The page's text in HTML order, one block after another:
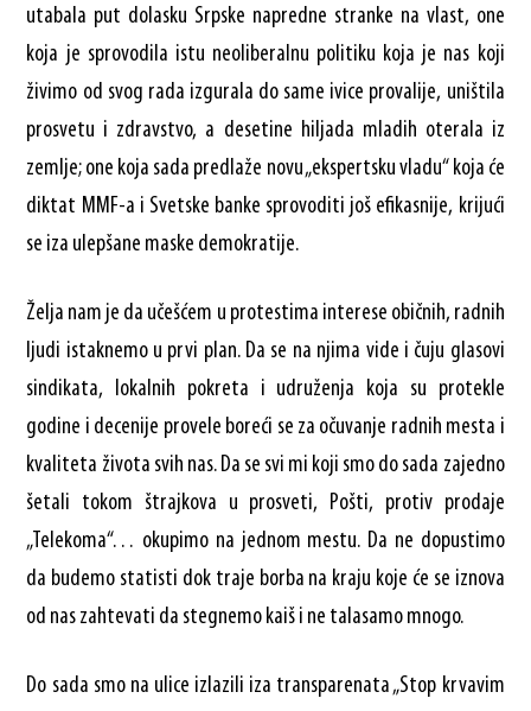
utabala put dolasku Srpske napredne stranke na vlast, one
koja je sprovodila istu neoliberalnu politiku koja je nas koji
živimo od svog rada izgurala do same ivice provalije, uništila
prosvetu i zdravstvo, a desetine hiljada mladih oterala iz
zemlje; one koja sada predlaže novu „ekspertsku vladu“ koja će
diktat MMF-a i Svetske banke sprovoditi još efikasnije, krijući
se iza ulepšane maske demokratije.
Želja nam je da učešćem u protestima interese običnih, radnih
ljudi istaknemo u prvi plan. Da se na njima vide i čuju glasovi
sindikata, lokalnih pokreta i udruženja koja su protekle
godine i decenije provele boreći se za očuvanje radnih mesta i
kvaliteta života svih nas. Da se svi mi koji smo do sada zajedno
šetali tokom štrajkova u prosveti, Pošti, protiv prodaje
„Telekoma“… okupimo na jednom mestu. Da ne dopustimo
da budemo statisti dok traje borba na kraju koje će se iznova
od nas zahtevati da stegnemo kaiš i ne talasamo mnogo.
Do sada smo na ulice izlazili iza transparenata „Stop krvavim